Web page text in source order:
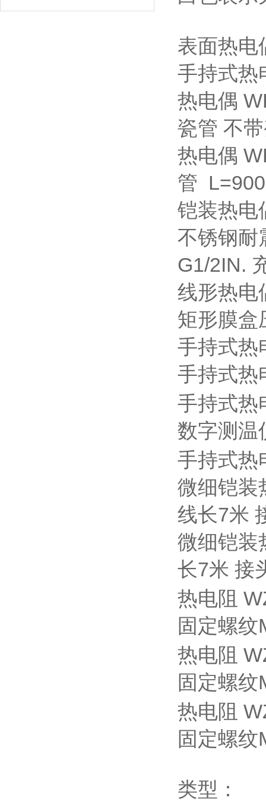
表面热电
手持式热
热电偶
瓷管 不
热电偶
管
铠装热电
不锈钢耐
G1/2IN.
线形热电
矩形膜盒
手持式热
手持式热
手持式热
数字测温
手持式热
微细铠装
线长7米
微细铠装
长7米 接
热电阻
固定螺
热电阻
固定螺
热电阻
固定螺
类型：